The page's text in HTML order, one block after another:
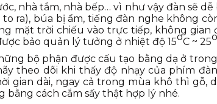
nhà tắm, nhà bếp… vì như vậy đàn sẽ
ra), búa bị ẩm, tiếng đàn nghe không
mặt trời chiếu vào trực tiếp, không
bảo quản lý tưởng ở nhiệt độ 15oC ~ 25
bộ phận được cấu tạo bằng dạ ở
theo dõi khi thấy độ nhạy của phím
gian dài, ngay cả trong mùa khô thì gỗ,
bằng cách cắm sấy thật hợp lý nhé.